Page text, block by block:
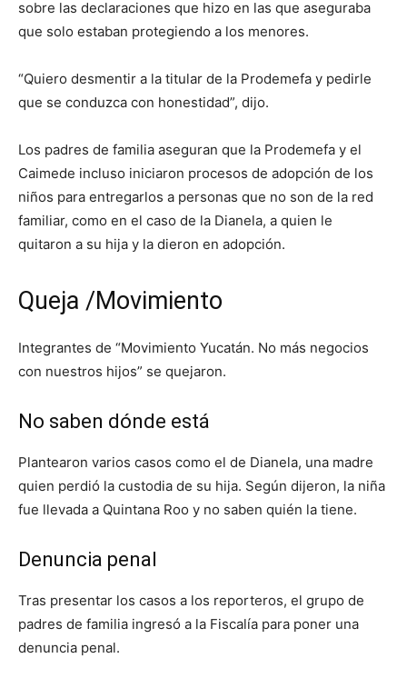
sobre las declaraciones que hizo en las que aseguraba
que solo estaban protegiendo a los menores.
“Quiero desmentir a la titular de la Prodemefa y pedirle
que se conduzca con honestidad”, dijo.
Los padres de familia aseguran que la Prodemefa y el
Caimede incluso iniciaron procesos de adopción de los
niños para entregarlos a personas que no son de la red
familiar, como en el caso de la Dianela, a quien le
quitaron a su hija y la dieron en adopción.
Queja /Movimiento
Integrantes de “Movimiento Yucatán. No más negocios
con nuestros hijos” se quejaron.
No saben dónde está
Plantearon varios casos como el de Dianela, una madre
quien perdió la custodia de su hija. Según dijeron, la niña
fue llevada a Quintana Roo y no saben quién la tiene.
Denuncia penal
Tras presentar los casos a los reporteros, el grupo de
padres de familia ingresó a la Fiscalía para poner una
denuncia penal.